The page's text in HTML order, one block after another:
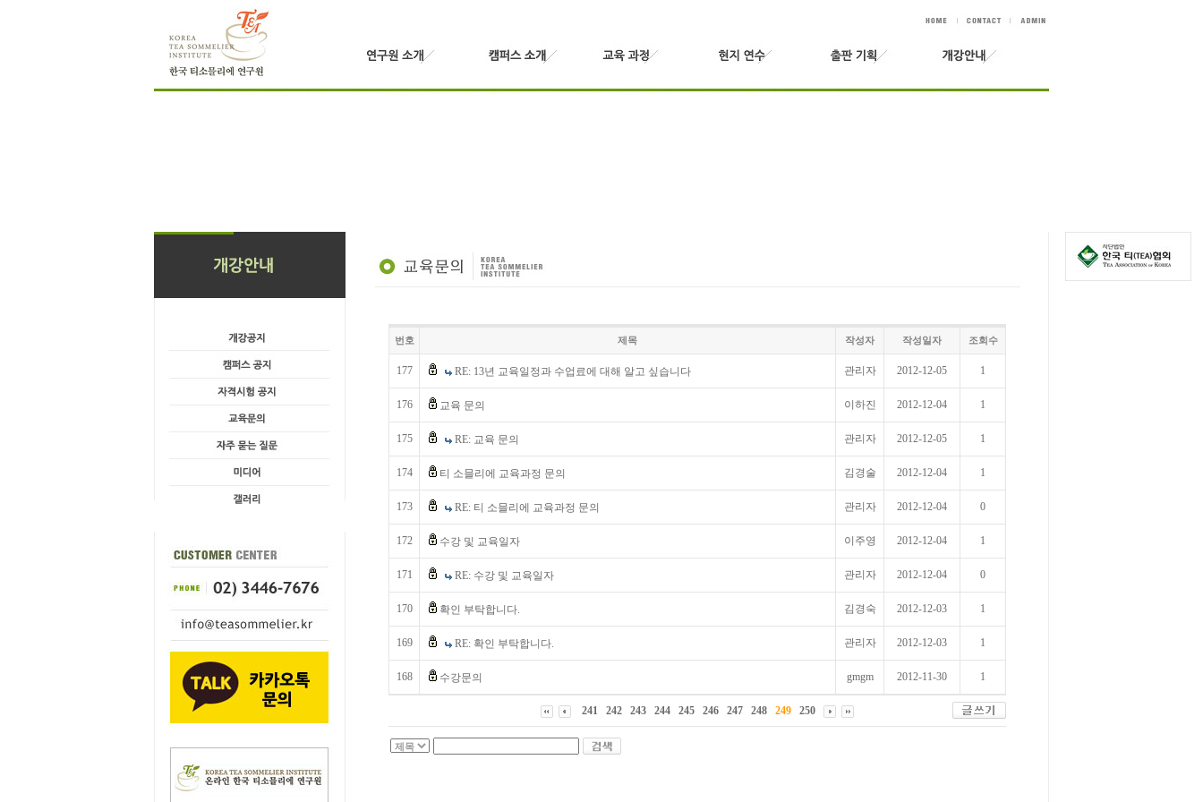
번호 제목 작성자 작성일자 조회수
177 RE: 13년 교육일정과 수업료에 대해 알고 싶습니다 관리자 2012-12-05 1
176 교육 문의 이하진 2012-12-04 1
175 RE: 교육 문의 관리자 2012-12-05 1
174 티 소믈리에 교육과정 문의 김경술 2012-12-04 1
173 RE: 티 소믈리에 교육과정 문의 관리자 2012-12-04 0
172 수강 및 교육일자 이주영 2012-12-04 1
171 RE: 수강 및 교육일자 관리자 2012-12-04 0
170 확인 부탁합니다. 김경숙 2012-12-03 1
169 RE: 확인 부탁합니다. 관리자 2012-12-03 1
168 수강문의 gmgm 2012-11-30 1
241 242 243 244 245 246 247 248 249 250